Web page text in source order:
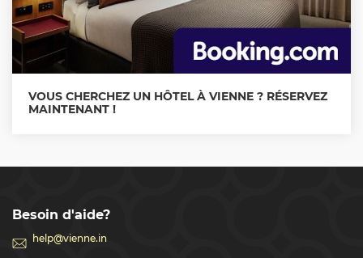
VOUS CHERCHEZ UN HÔTEL À VIENNE ? RÉSERVEZ
MAINTENANT !
Besoin d'aide?
help@vienne.in